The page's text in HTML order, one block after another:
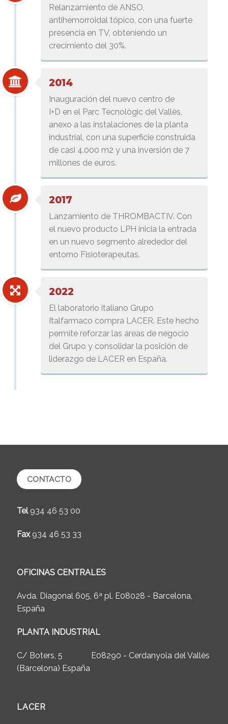
Relanzamiento de ANSO,
antihemorroidal tópico, con una fuerte
presencia en TV, obteniendo un
crecimiento del 30%.
2014
Inauguración del nuevo centro de
I+D en el Parc Tecnològic del Vallès,
anexo a las instalaciones de la planta
industrial, con una superficie construida
de casi 4.000 m2 y una inversión de 7
millones de euros.
2017
Lanzamiento de THROMBACTIV. Con
el nuevo producto LPH inicia la entrada
en un nuevo segmento alrededor del
entorno Fisioterapeutas.
2022
El laboratorio italiano Grupo
Italfarmaco compra LACER. Este hecho
permite reforzar las áreas de negocio
del Grupo y consolidar la posición de
liderazgo de LACER en España.
CONTACTO
Tel934 46 53 00
Fax934 46 53 33
OFICINAS CENTRALES
Avda. Diagonal 605, 6ª pl. E08028 - Barcelona,
España
PLANTA INDUSTRIAL
C/ Boters, 5 E08290 - Cerdanyola del Vallès
(Barcelona) España
LACER